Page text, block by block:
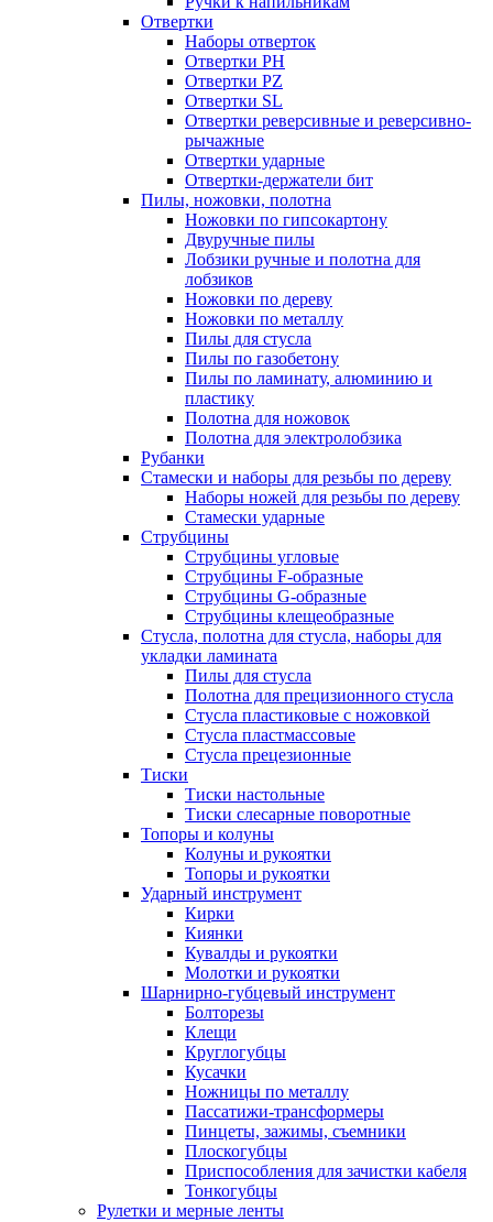
Отвертки
Наборы отверток
Отвертки PH
Отвертки PZ
Отвертки SL
Отвертки реверсивные и реверсивно-
рычажные
Отвертки ударные
Отвертки-держатели бит
Пилы, ножовки, полотна
Ножовки по гипсокартону
Двуручные пилы
Лобзики ручные и полотна для
лобзиков
Ножовки по дереву
Ножовки по металлу
Пилы для стусла
Пилы по газобетону
Пилы по ламинату, алюминию и
пластику
Полотна для ножовок
Полотна для электролобзика
Рубанки
Стамески и наборы для резьбы по дереву
Наборы ножей для резьбы по дереву
Стамески ударные
Струбцины
Струбцины угловые
Струбцины F-образные
Струбцины G-образные
Струбцины клещеобразные
Стусла, полотна для стусла, наборы для
укладки ламината
Пилы для стусла
Полотна для прецизионного стусла
Стусла пластиковые с ножовкой
Стусла пластмассовые
Стусла прецезионные
Тиски
Тиски настольные
Тиски слесарные поворотные
Топоры и колуны
Колуны и рукоятки
Топоры и рукоятки
Ударный инструмент
Кирки
Киянки
Кувалды и рукоятки
Молотки и рукоятки
Шарнирно-губцевый инструмент
Болторезы
Клещи
Круглогубцы
Кусачки
Ножницы по металлу
Пассатижи-трансформеры
Пинцеты, зажимы, съемники
Плоскогубцы
Приспособления для зачистки кабеля
Тонкогубцы
Рулетки и мерные ленты